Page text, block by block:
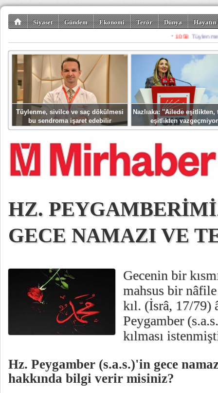
Siyaset Gündem Ekonomi Terör Dünya
Spor Misafir
Tüylenme, sivilce ve saç dökülmesi
bu sendroma işaret edebilir
Nazlıaka: ''Ailede eşitlikten,
eşitlikten
HZ.
GECE NAMAZI VE
Gecenin bir
mahsus bir
kıl. (İsrâ, 17/
Peygamber
kılması
Hz. Peygamber (s.a.s.)'in gece
hakkında bilgi verir misiniz?